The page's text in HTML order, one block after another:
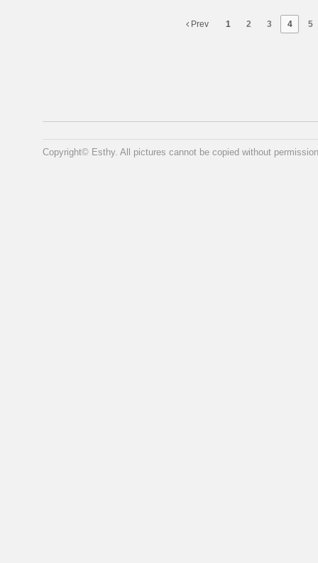
Prev 1 2 3 4 5
Copyright© Esthy. All pictures cannot be copied without